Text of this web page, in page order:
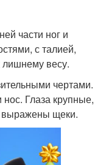
части ног и
с талией,
лишнему весу.
чертами.
Глаза крупные,
выражены щеки.